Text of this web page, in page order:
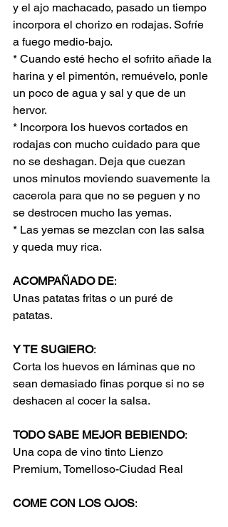
y el ajo machacado, pasado un tiempo
incorpora el chorizo en rodajas. Sofríe
a fuego medio-bajo.
* Cuando esté hecho el sofrito añade la
harina y el pimentón, remuévelo, ponle
un poco de agua y sal y que de un
hervor.
* Incorpora los huevos cortados en
rodajas con mucho cuidado para que
no se deshagan. Deja que cuezan
unos minutos moviendo suavemente la
cacerola para que no se peguen y no
se destrocen mucho las yemas.
* Las yemas se mezclan con las salsa
y queda muy rica.
ACOMPAÑADO DE:
Unas patatas fritas o un puré de
patatas.
Y TE SUGIERO:
Corta los huevos en láminas que no
sean demasiado finas porque si no se
deshacen al cocer la salsa.
TODO SABE MEJOR BEBIENDO:
Una copa de vino tinto Lienzo
Premium, Tomelloso-Ciudad Real
COME CON LOS OJOS: